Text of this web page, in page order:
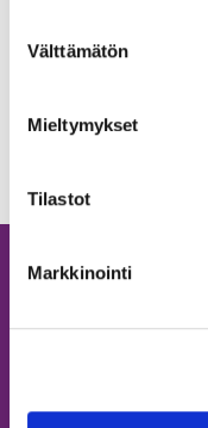
valinta
Välttämätön
Mieltymykset
Tilastot
Markkinointi
Anna lausunto,